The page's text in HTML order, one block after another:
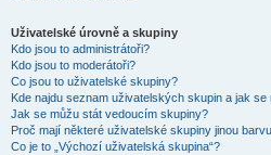
Uživatelské úrovně a skupiny
Kdo jsou to administrátoři?
Kdo jsou to moderátoři?
Co jsou to uživatelské skupiny?
Kde najdu seznam uživatelských skupin a jak
Jak se můžu stát vedoucím skupiny?
Proč mají některé uživatelské skupiny jinou
Co je to „Výchozí uživatelská skupina“?